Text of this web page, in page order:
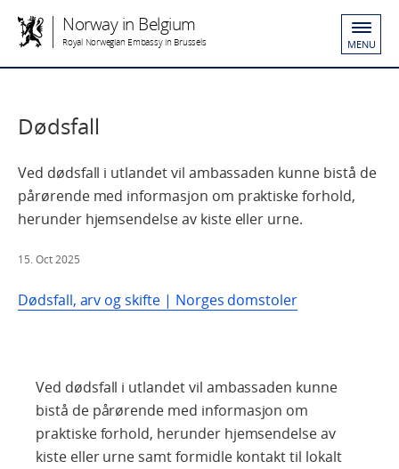
Norway in Belgium
Royal Norwegian Embassy in Brussels MENU
Dødsfall
Ved dødsfall i utlandet vil ambassaden kunne bistå de
pårørende med informasjon om praktiske forhold,
herunder hjemsendelse av kiste eller urne.
15. Oct 2025
Dødsfall, arv og skifte | Norges domstoler
Ved dødsfall i utlandet vil ambassaden kunne
bistå de pårørende med informasjon om
praktiske forhold, herunder hjemsendelse av
kiste eller urne samt formidle kontakt til lokalt